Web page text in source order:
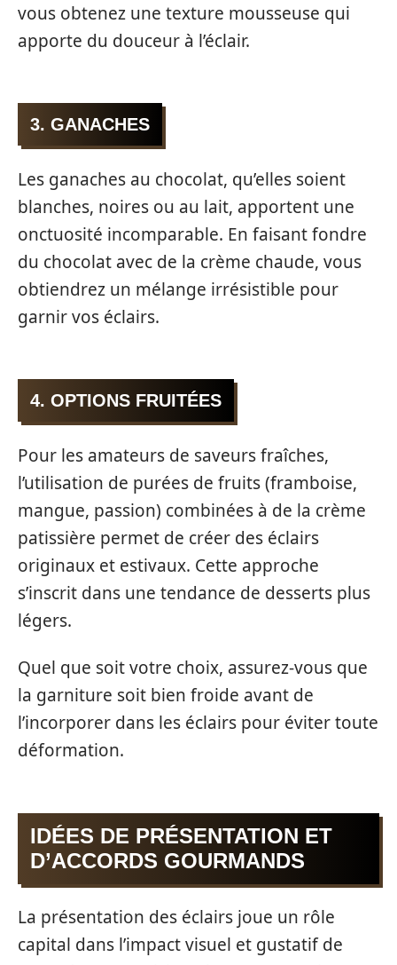
vous obtenez une texture mousseuse qui
apporte du douceur à l’éclair.
3. GANACHES
Les ganaches au chocolat, qu’elles soient
blanches, noires ou au lait, apportent une
onctuosité incomparable. En faisant fondre
du chocolat avec de la crème chaude, vous
obtiendrez un mélange irrésistible pour
garnir vos éclairs.
4. OPTIONS FRUITÉES
Pour les amateurs de saveurs fraîches,
l’utilisation de purées de fruits (framboise,
mangue, passion) combinées à de la crème
patissière permet de créer des éclairs
originaux et estivaux. Cette approche
s’inscrit dans une tendance de desserts plus
légers.
Quel que soit votre choix, assurez-vous que
la garniture soit bien froide avant de
l’incorporer dans les éclairs pour éviter toute
déformation.
IDÉES DE PRÉSENTATION ET
D’ACCORDS GOURMANDS
La présentation des éclairs joue un rôle
capital dans l’impact visuel et gustatif de